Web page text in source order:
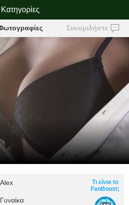
Alexis2108
Συνομιλήστε
Alex
Γυναίκα
Τι είναι το
FanBoost;
Κατηγορίες